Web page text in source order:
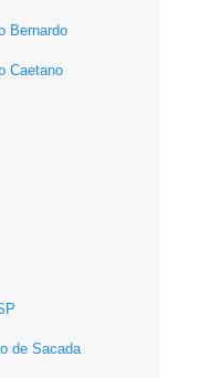
Bernardo
Caetano
de Sacada